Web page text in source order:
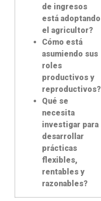
de ingresos
está adoptando
el agricultor?
Cómo está
asumiendo sus
roles
productivos y
reproductivos?
Qué se
necesita
investigar para
desarrollar
prácticas
flexibles,
rentables y
razonables?